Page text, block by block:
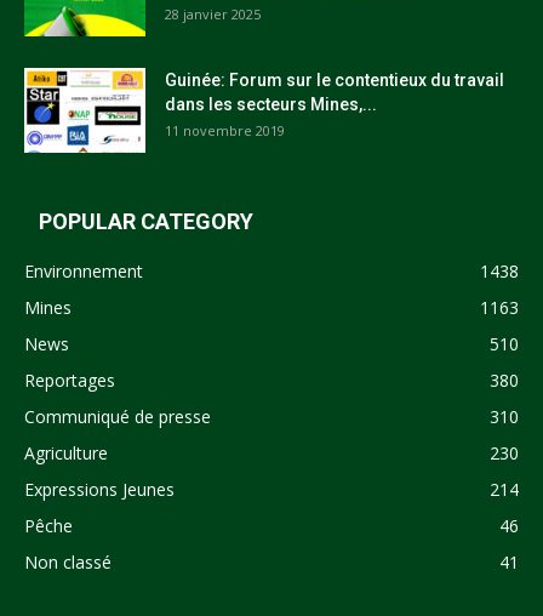
28 janvier 2025
Guinée: Forum sur le contentieux du travail
dans les secteurs Mines,...
11 novembre 2019
POPULAR CATEGORY
Environnement
1438
Mines
1163
News
510
Reportages
380
Communiqué de presse
310
Agriculture
230
Expressions Jeunes
214
Pêche
46
Non classé
41